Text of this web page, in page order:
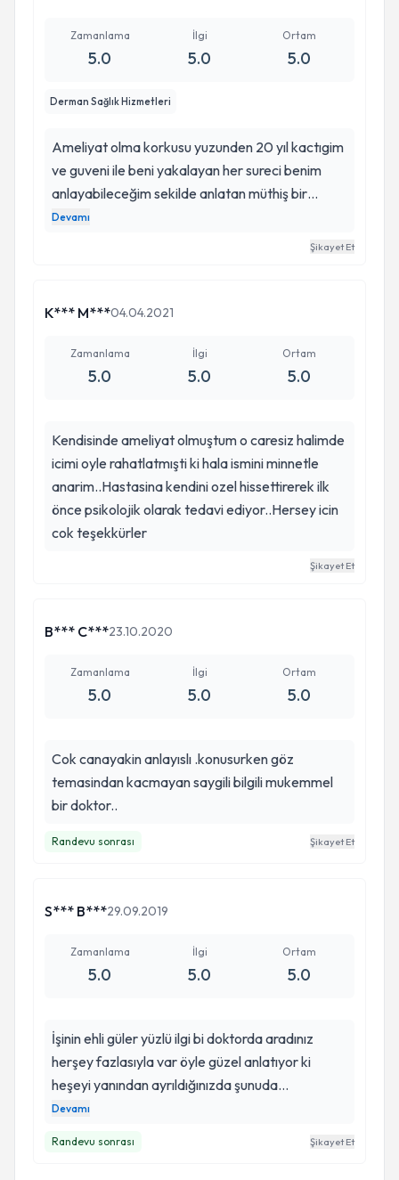
Zamanlama
5.0
İlgi
5.0
Ortam
5.0
Derman Sağlık Hizmetleri
Ameliyat olma korkusu yuzunden 20 yıl kactıgim
ve guveni ile beni yakalayan her sureci benim
anlayabileceğim sekilde anlatan müthiş bir
ameliyat ekibinin baş hocası ameliyattan 5 saat
sonra beni ayaga kaldiran ertesi gun taburcu
donanima sahip degerli doktorum. Canımı
hocam Saygılar reşat horus
Devamı
Şikayet Et
K*** M***04.04.2021
Zamanlama
5.0
İlgi
5.0
Ortam
5.0
Kendisinde ameliyat olmuştum o caresiz halimde
icimi oyle rahatlatmışti ki hala ismini minnetle
anarim..Hastasina kendini ozel hissettirerek ilk
önce psikolojik olarak tedavi ediyor..Hersey icin
cok teşekkürler
Şikayet Et
B*** C***23.10.2020
Zamanlama
5.0
İlgi
5.0
Ortam
5.0
Cok canayakin anlayıslı .konusurken göz
temasindan kacmayan saygili bilgili mukemmel
bir doktor..
Randevu sonrası Şikayet Et
S*** B***29.09.2019
Zamanlama
5.0
İlgi
5.0
Ortam
5.0
İşinin ehli güler yüzlü ilgi bi doktorda aradınız
herşey fazlasıyla var öyle güzel anlatıyor ki
heşeyi yanından ayrıldığınızda şunuda
sorucaktım unuttum diyemiyorsunuz çünki
Devamı
Randevu sonrası Şikayet Et